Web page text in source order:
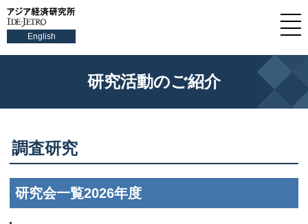
English
研究活動のご紹介
調査研究
研究会一覧2026年度